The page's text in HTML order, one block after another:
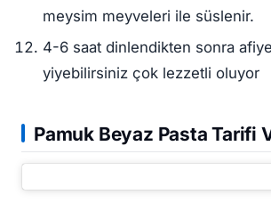
meysim meyveleri ile süslenir.
4-6 saat dinlendikten sonra
yiyebilirsiniz çok lezzetli oluyor
Pamuk Beyaz Pasta Tarifi